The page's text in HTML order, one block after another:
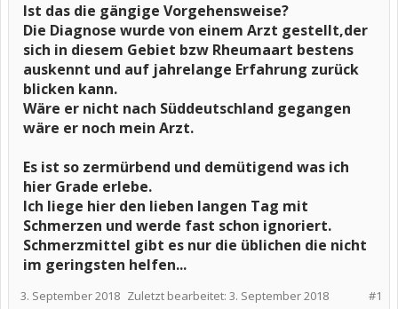
Ist das die gängige Vorgehensweise?
Die Diagnose wurde von einem Arzt gestellt,der
sich in diesem Gebiet bzw Rheumaart bestens
auskennt und auf jahrelange Erfahrung zurück
blicken kann.
Wäre er nicht nach Süddeutschland gegangen
wäre er noch mein Arzt.
Es ist so zermürbend und demütigend was ich
hier Grade erlebe.
Ich liege hier den lieben langen Tag mit
Schmerzen und werde fast schon ignoriert.
Schmerzmittel gibt es nur die üblichen die nicht
im geringsten helfen...
#1
3. September 2018 Zuletzt bearbeitet: 3. September 2018